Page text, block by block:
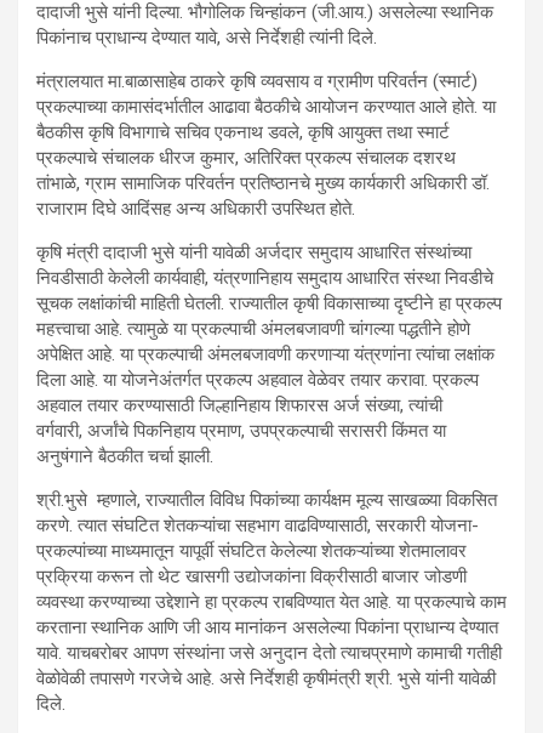
दादाजी भुसे यांनी दिल्या. भौगोलिक चिन्हांकन (जी.आय.) असलेल्या स्थानिक
पिकांनाच प्राधान्य देण्यात यावे, असे निर्देशही त्यांनी दिले.
मंत्रालयात मा.बाळासाहेब ठाकरे कृषि व्यवसाय व ग्रामीण परिवर्तन (स्मार्ट)
प्रकल्पाच्या कामासंदर्भातील आढावा बैठकीचे आयोजन करण्यात आले होते. या
बैठकीस कृषि विभागाचे सचिव एकनाथ डवले, कृषि आयुक्त तथा स्मार्ट
प्रकल्पाचे संचालक धीरज कुमार, अतिरिक्त प्रकल्प संचालक दशरथ
तांभाळे, ग्राम सामाजिक परिवर्तन प्रतिष्ठानचे मुख्य कार्यकारी अधिकारी डॉ.
राजाराम दिघे आदिंसह अन्य अधिकारी उपस्थित होते.
कृषि मंत्री दादाजी भुसे यांनी यावेळी अर्जदार समुदाय आधारित संस्थांच्या
निवडीसाठी केलेली कार्यवाही, यंत्रणानिहाय समुदाय आधारित संस्था निवडीचे
सूचक लक्षांकांची माहिती घेतली. राज्यातील कृषी विकासाच्या दृष्टीने हा प्रकल्प
महत्त्वाचा आहे. त्यामुळे या प्रकल्पाची अंमलबजावणी चांगल्या पद्धतीने होणे
अपेक्षित आहे. या प्रकल्पाची अंमलबजावणी करणाऱ्या यंत्रणांना त्यांचा लक्षांक
दिला आहे. या योजनेअंतर्गत प्रकल्प अहवाल वेळेवर तयार करावा. प्रकल्प
अहवाल तयार करण्यासाठी जिल्हानिहाय शिफारस अर्ज संख्या, त्यांची
वर्गवारी, अर्जांचे पिकनिहाय प्रमाण, उपप्रकल्पाची सरासरी किंमत या
अनुषंगाने बैठकीत चर्चा झाली.
श्री.भुसे म्हणाले, राज्यातील विविध पिकांच्या कार्यक्षम मूल्य साखळ्या विकसित
करणे. त्यात संघटित शेतकऱ्यांचा सहभाग वाढविण्यासाठी, सरकारी योजना-
प्रकल्पांच्या माध्यमातून यापूर्वी संघटित केलेल्या शेतकऱ्यांच्या शेतमालावर
प्रक्रिया करून तो थेट खासगी उद्योजकांना विक्रीसाठी बाजार जोडणी
व्यवस्था करण्याच्या उद्देशाने हा प्रकल्प राबविण्यात येत आहे. या प्रकल्पाचे काम
करताना स्थानिक आणि जी आय मानांकन असलेल्या पिकांना प्राधान्य देण्यात
यावे. याचबरोबर आपण संस्थांना जसे अनुदान देतो त्याचप्रमाणे कामाची गतीही
वेळोवेळी तपासणे गरजेचे आहे. असे निर्देशही कृषीमंत्री श्री. भुसे यांनी यावेळी
दिले.